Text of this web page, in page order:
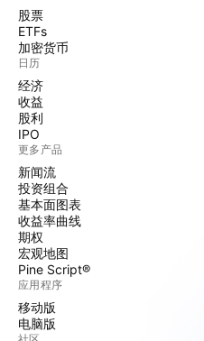
股票
ETFs
加密货币
日历
经济
收益
股利
IPO
更多产品
新闻流
投资组合
基本面图表
收益率曲线
期权
宏观地图
Pine Script®
应用程序
移动版
电脑版